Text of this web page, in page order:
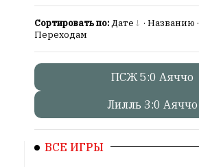
СТАТИСТИКА
Онлайн
всего:
Гостей:
Сортировать по:Дате · Названию ·
Переходам
ПСЖ 5:0 Аяччо
Лилль 3:0 Аяччо
ВСЕ ИГРЫ